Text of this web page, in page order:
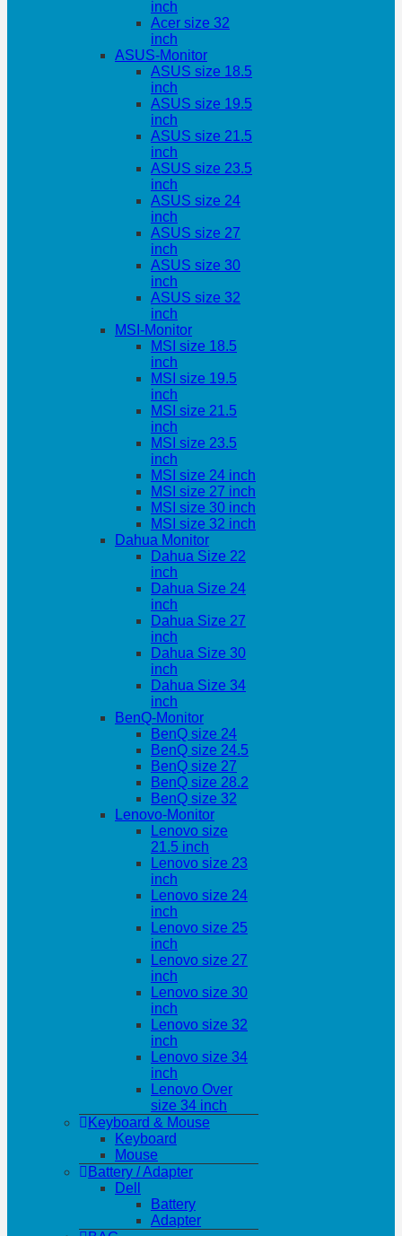
inch
Acer size 32
inch
ASUS-Monitor
ASUS size 18.5
inch
ASUS size 19.5
inch
ASUS size 21.5
inch
ASUS size 23.5
inch
ASUS size 24
inch
ASUS size 27
inch
ASUS size 30
inch
ASUS size 32
inch
MSI-Monitor
MSI size 18.5
inch
MSI size 19.5
inch
MSI size 21.5
inch
MSI size 23.5
inch
MSI size 24 inch
MSI size 27 inch
MSI size 30 inch
MSI size 32 inch
Dahua Monitor
Dahua Size 22
inch
Dahua Size 24
inch
Dahua Size 27
inch
Dahua Size 30
inch
Dahua Size 34
inch
BenQ-Monitor
BenQ size 24
BenQ size 24.5
BenQ size 27
BenQ size 28.2
BenQ size 32
Lenovo-Monitor
Lenovo size
21.5 inch
Lenovo size 23
inch
Lenovo size 24
inch
Lenovo size 25
inch
Lenovo size 27
inch
Lenovo size 30
inch
Lenovo size 32
inch
Lenovo size 34
inch
Lenovo Over
size 34 inch
Keyboard & Mouse
Keyboard
Mouse
Battery / Adapter
Dell
Battery
Adapter